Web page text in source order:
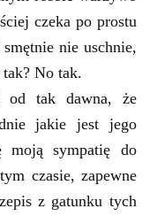
czeka po prostu
nie uschnie,
No tak.
od tak dawna, że
jakie jest jego
moją sympatię do
czasie, zapewne
z gatunku tych